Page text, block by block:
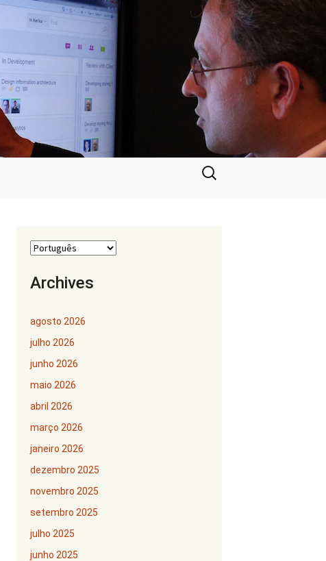
Pesquisar
por:
Archives
agosto 2026
julho 2026
junho 2026
maio 2026
abril 2026
março 2026
janeiro 2026
dezembro 2025
novembro 2025
setembro 2025
julho 2025
junho 2025